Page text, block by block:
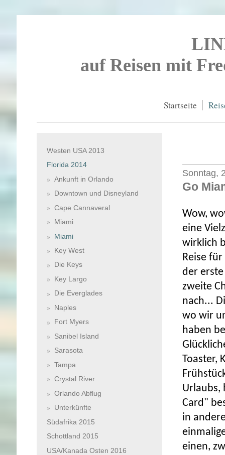
auf Reisen mit
Startseite
Sonntag,
Go
Wow,
eine
wirklich
Reise
der
zweite
nach...
wo wir
haben
Toaster,
Urlaubs,
Card"
in
einen,
Westen USA 2013
Florida 2014
Ankunft in Orlando
Downtown und Disneyland
Cape Cannaveral
Miami
Miami
Key West
Die Keys
Key Largo
Die Everglades
Naples
Fort Myers
Sanibel Island
Sarasota
Tampa
Crystal River
Orlando Abflug
Unterkünfte
Südafrika 2015
Schottland 2015
USA/Kanada Osten 2016